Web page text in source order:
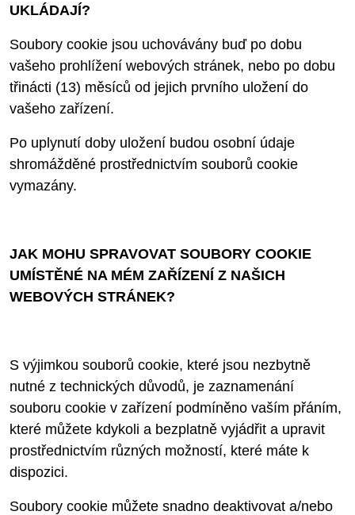
UKLÁDAJÍ?
Soubory cookie jsou uchovávány buď po dobu
vašeho prohlížení webových stránek, nebo po dobu
třinácti (13) měsíců od jejich prvního uložení do
vašeho zařízení.
Po uplynutí doby uložení budou osobní údaje
shromážděné prostřednictvím souborů cookie
vymazány.
JAK MOHU SPRAVOVAT SOUBORY COOKIE
UMÍSTĚNÉ NA MÉM ZAŘÍZENÍ Z NAŠICH
WEBOVÝCH STRÁNEK?
S výjimkou souborů cookie, které jsou nezbytně
nutné z technických důvodů, je zaznamenání
souboru cookie v zařízení podmíněno vaším přáním,
které můžete kdykoli a bezplatně vyjádřit a upravit
prostřednictvím různých možností, které máte k
dispozici.
Soubory cookie můžete snadno deaktivovat a/nebo